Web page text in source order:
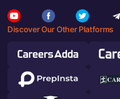
Discover Our Other Platforms